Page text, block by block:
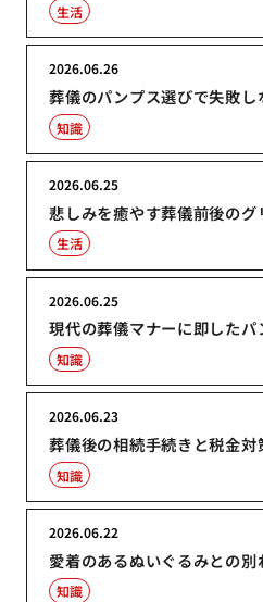
生活
葬儀のパンプス選びで失敗し
2026.06.26
知識
悲しみを癒やす葬儀前後のグ
2026.06.25
生活
現代の葬儀マナーに即したパ
2026.06.25
知識
葬儀後の相続手続きと税金対
2026.06.23
知識
愛着のあるぬいぐるみとの
2026.06.22
知識